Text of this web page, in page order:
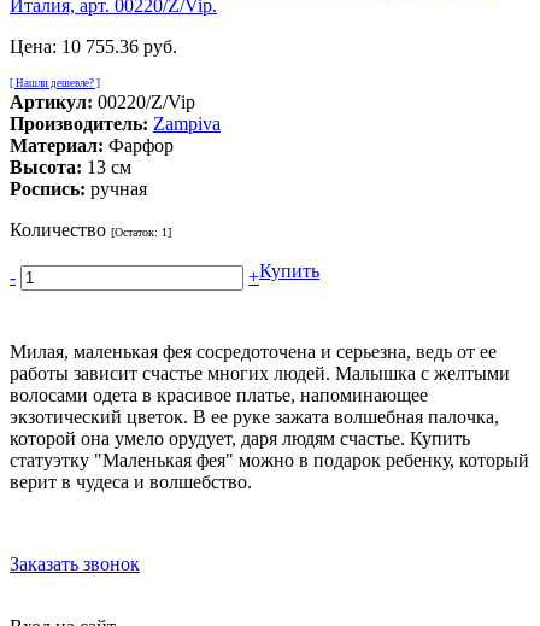
Цена: 10 755.36 руб.
[ Нашли дешевле? ]
Артикул: 00220/Z/Vip
Производитель: Zampiva
Материал: Фарфор
Высота: 13 см
Роспись: ручная
Количество [Остаток: 1]
- +Купить
Милая, маленькая фея сосредоточена и серьезна, ведь от ее
работы зависит счастье многих людей. Малышка с желтыми
волосами одета в красивое платье, напоминающее
экзотический цветок. В ее руке зажата волшебная палочка,
которой она умело орудует, даря людям счастье. Купить
статуэтку "Маленькая фея" можно в подарок ребенку, который
верит в чудеса и волшебство.
Заказать звонок